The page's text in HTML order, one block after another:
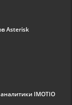
Asterisk
IMOTIO